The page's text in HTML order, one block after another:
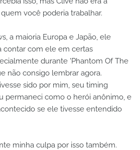
você poderia trabalhar.
a maioria Europa e Japão, ele
contar com ele em certas
durante 'Phantom Of The
não consigo lembrar agora.
sido por mim, seu timing
permaneci como o herói anônimo, e
se ele tivesse entendido
minha culpa por isso também.